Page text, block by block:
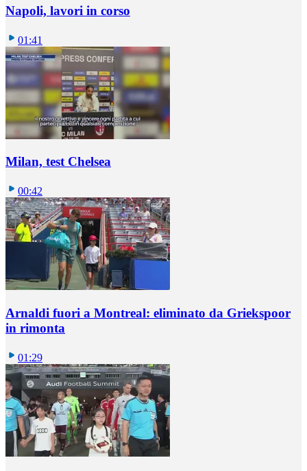
Napoli, lavori in corso
01:41
Milan, test Chelsea
00:42
Arnaldi fuori a Montreal: eliminato da Griekspoor
in rimonta
01:29